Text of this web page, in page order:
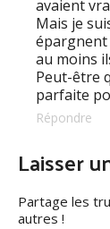
avaient
Mais je
épargnent
au moins
Peut-être
parfaite
Répondre
Laisser
Partage les
autres !